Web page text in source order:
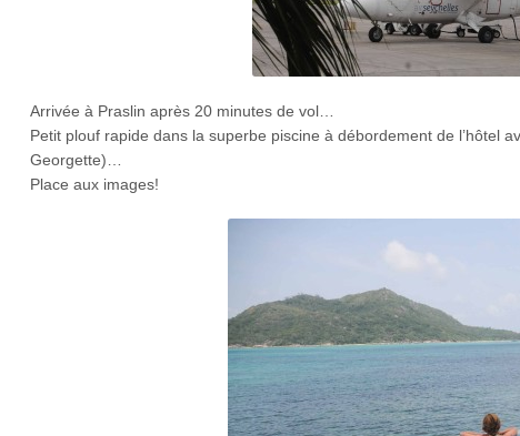
Arrivée à Praslin après 20 minutes de vol…
Petit plouf rapide dans la superbe piscine à débordement de l’hôtel
Georgette)…
Place aux images!